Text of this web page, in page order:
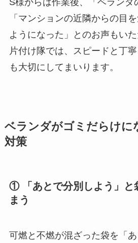
「マンションの近隣からの目
ようになった」とのお声もい
片付け隊では、スピードと丁
も大切にしてまいります。
ベランダがゴミだらけに
対策
① 「あとで分別しよう」と
まう
可燃と不燃が混ざった袋を「あ